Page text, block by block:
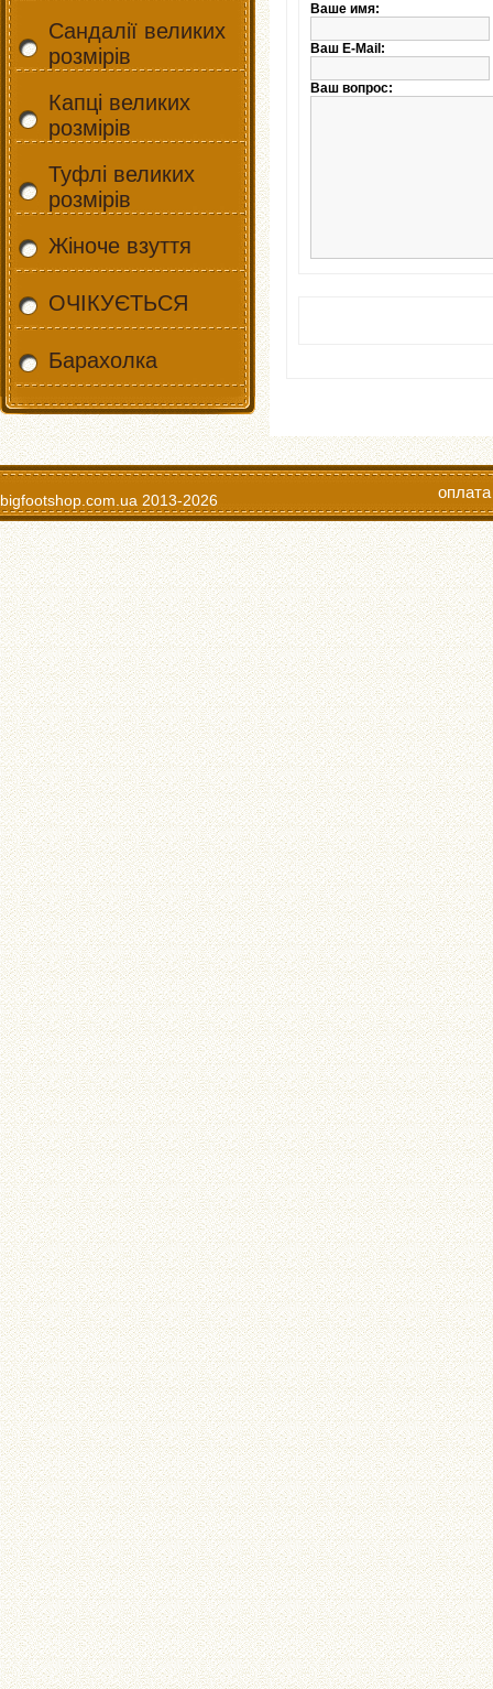
Сандалії великих
розмірів
Капці великих
розмірів
Туфлі великих
розмірів
Жіноче взуття
ОЧІКУЄТЬСЯ
Барахолка
Ваше имя:
Ваш E-Mail:
Ваш вопрос:
bigfootshop.com.ua 2013-2026 оплата